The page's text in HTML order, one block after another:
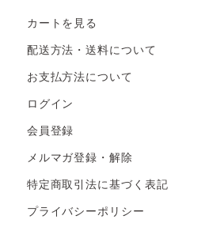
カートを見る
配送方法・送料について
お支払方法について
ログイン
会員登録
メルマガ登録・解除
特定商取引法に基づく表記
プライバシーポリシー